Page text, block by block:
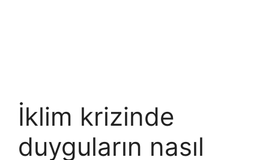
İklim krizinde
duyguların nasıl